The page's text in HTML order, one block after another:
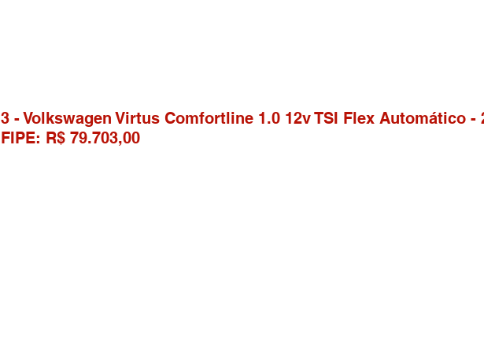
3 - Volkswagen Virtus Comfortline 1.0 12v TSI Flex Automático -
FIPE: R$ 79.703,00